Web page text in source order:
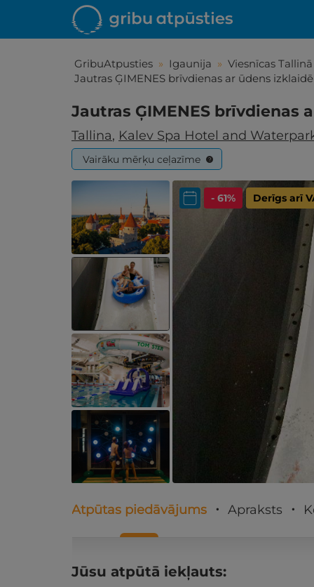
GribuAtpusties » Igaunija » Viesnīcas Tallinā
Jautras ĢIMENES brīvdienas ar ūdens
Jautras ĢIMENES brīvdienas
Tallina, Kalev Spa Hotel and
Vairāku mērķu ceļazīme ?
- 61% Derīgs arī
Līdz
Atpūtas piedāvājums Apraksts
Jūsu atpūtā iekļauts: